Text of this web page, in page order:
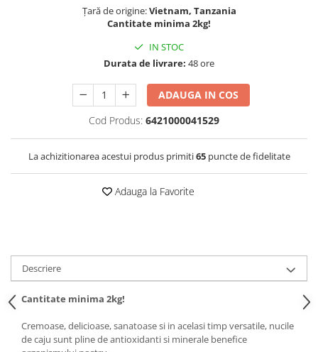
Țară de origine:Vietnam, Tanzania
Cantitate minima 2kg!
IN STOC
Durata de livrare: 48 ore
ADAUGA IN COS
Cod Produs: 6421000041529
La achizitionarea acestui produs primiti65puncte de fidelitate
Adauga la Favorite
Descriere
Cantitate minima 2kg!
Cremoase, delicioase, sanatoase si in acelasi timp versatile, nucile
de caju sunt pline de antioxidanti si minerale benefice